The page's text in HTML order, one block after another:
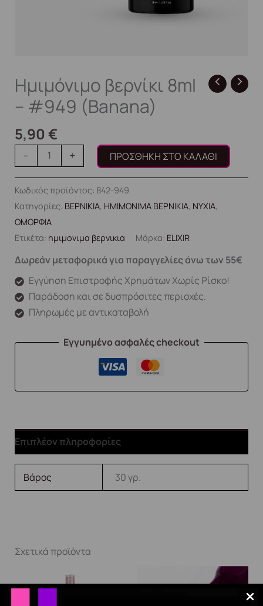
Ημιμόνιμο βερνίκι 8ml
– #949 (Banana)
5,90 €
- + ΠΡΟΣΘΉΚΗ ΣΤΟ ΚΑΛΆΘΙ
Κωδικός προϊόντος: 842-949
Κατηγορίες: ΒΕΡΝΙΚΙΑ, ΗΜΙΜΟΝΙΜΑ ΒΕΡΝΙΚΙΑ, ΝΥΧΙΑ,
ΟΜΟΡΦΙΑ
Ετικέτα: ημιμονιμα βερνικια Μάρκα: ELIXIR
Δωρεάν μεταφορικά για παραγγελίες άνω των 55€
Εγγύηση Επιστροφής Χρημάτων Χωρίς Ρίσκο!
Παράδοση και σε δυσπρόσιτες περιοχές.
Πληρωμές με αντικαταβολή
Εγγυημένο ασφαλές checkout
Επιπλέον πληροφορίες
Βάρος 30 γρ.
Σχετικά προϊόντα